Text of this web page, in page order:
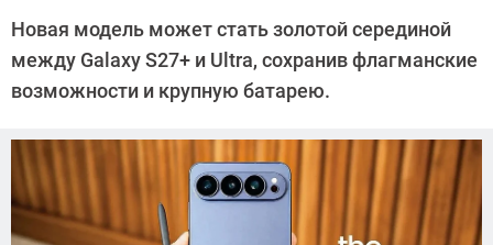
Довлатова
Новая модель может стать золотой серединой
между Galaxy S27+ и Ultra, сохранив флагманские
возможности и крупную батарею.